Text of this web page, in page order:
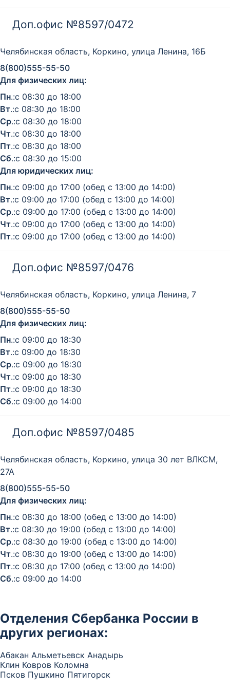
Доп.офис №8597/0472
Челябинская область, Коркино, улица Ленина, 16Б
8(800)555-55-50
Для физических лиц:
Пн.:с 08:30 до 18:00
Вт.:с 08:30 до 18:00
Ср.:с 08:30 до 18:00
Чт.:с 08:30 до 18:00
Пт.:с 08:30 до 18:00
Сб.:с 08:30 до 15:00
Для юридических лиц:
Пн.:с 09:00 до 17:00 (обед с 13:00 до 14:00)
Вт.:с 09:00 до 17:00 (обед с 13:00 до 14:00)
Ср.:с 09:00 до 17:00 (обед с 13:00 до 14:00)
Чт.:с 09:00 до 17:00 (обед с 13:00 до 14:00)
Пт.:с 09:00 до 17:00 (обед с 13:00 до 14:00)
Доп.офис №8597/0476
Челябинская область, Коркино, улица Ленина, 7
8(800)555-55-50
Для физических лиц:
Пн.:с 09:00 до 18:30
Вт.:с 09:00 до 18:30
Ср.:с 09:00 до 18:30
Чт.:с 09:00 до 18:30
Пт.:с 09:00 до 18:30
Сб.:с 09:00 до 14:00
Доп.офис №8597/0485
Челябинская область, Коркино, улица 30 лет ВЛКСМ,
27А
8(800)555-55-50
Для физических лиц:
Пн.:с 08:30 до 18:00 (обед с 13:00 до 14:00)
Вт.:с 08:30 до 19:00 (обед с 13:00 до 14:00)
Ср.:с 08:30 до 19:00 (обед с 13:00 до 14:00)
Чт.:с 08:30 до 19:00 (обед с 13:00 до 14:00)
Пт.:с 08:30 до 17:00 (обед с 13:00 до 14:00)
Сб.:с 09:00 до 14:00
Отделения Сбербанка России в
других регионах:
Абакан Альметьевск Анадырь
Клин Ковров Коломна
Псков Пушкино Пятигорск